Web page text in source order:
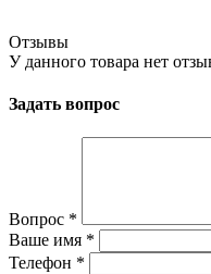
Отзывы
У данного товара нет
Задать вопрос
Вопрос *
Ваше имя *
Телефон *